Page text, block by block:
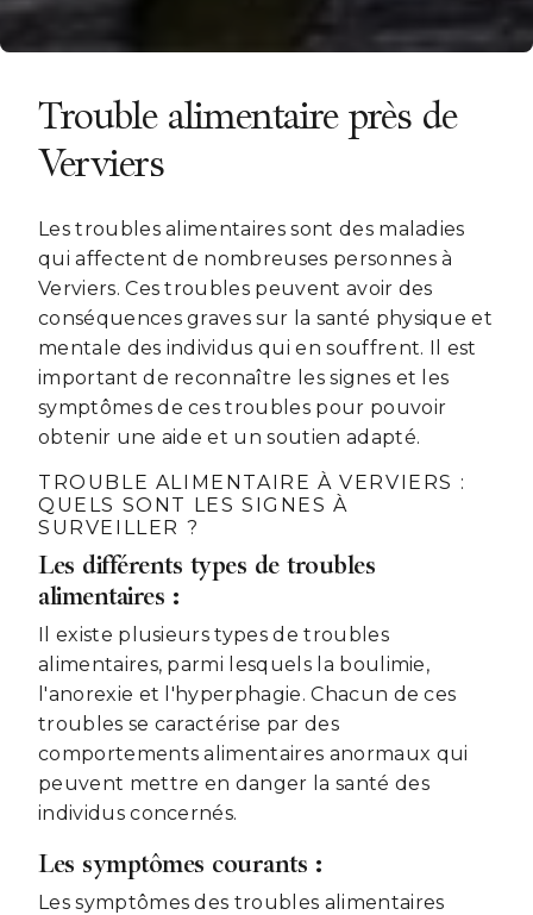
Trouble alimentaire près de
Verviers
Les troubles alimentaires sont des maladies
qui affectent de nombreuses personnes à
Verviers. Ces troubles peuvent avoir des
conséquences graves sur la santé physique et
mentale des individus qui en souffrent. Il est
important de reconnaître les signes et les
symptômes de ces troubles pour pouvoir
obtenir une aide et un soutien adapté.
TROUBLE ALIMENTAIRE À VERVIERS :
QUELS SONT LES SIGNES À
SURVEILLER ?
Les différents types de troubles
alimentaires :
Il existe plusieurs types de troubles
alimentaires, parmi lesquels la boulimie,
l'anorexie et l'hyperphagie. Chacun de ces
troubles se caractérise par des
comportements alimentaires anormaux qui
peuvent mettre en danger la santé des
individus concernés.
Les symptômes courants :
Les symptômes des troubles alimentaires